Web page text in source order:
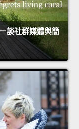
談社群媒體與簡